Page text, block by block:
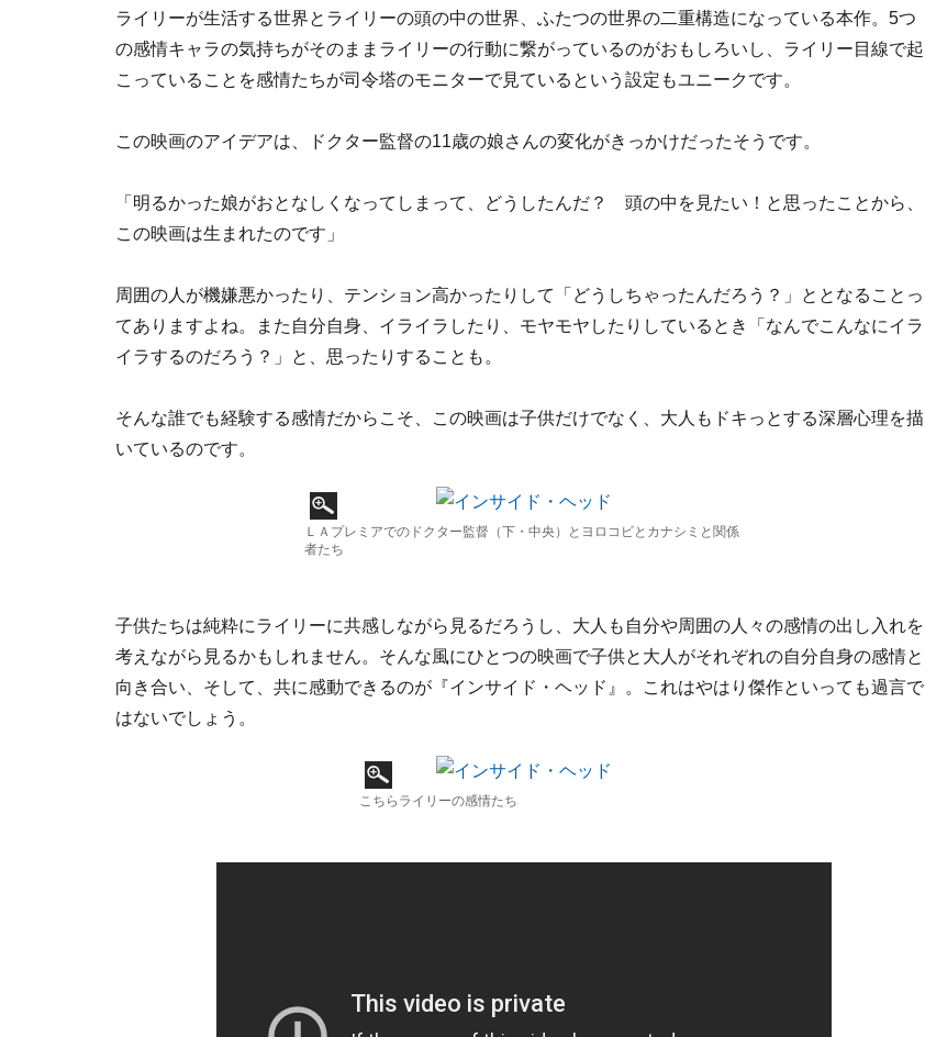
ライリーが生活する世界とライリーの頭の中の世界、ふたつの世界の二重構造になっている本作。5つ
の感情キャラの気持ちがそのままライリーの行動に繋がっているのがおもしろいし、ライリー目線で起
こっていることを感情たちが司令塔のモニターで見ているという設定もユニークです。
この映画のアイデアは、ドクター監督の11歳の娘さんの変化がきっかけだったそうです。
「明るかった娘がおとなしくなってしまって、どうしたんだ？ 頭の中を見たい！と思ったことから、
この映画は生まれたのです」
周囲の人が機嫌悪かったり、テンション高かったりして「どうしちゃったんだろう？」ととなることっ
てありますよね。また自分自身、イライラしたり、モヤモヤしたりしているとき「なんでこんなにイラ
イラするのだろう？」と、思ったりすることも。
そんな誰でも経験する感情だからこそ、この映画は子供だけでなく、大人もドキっとする深層心理を描
いているのです。
ＬＡプレミアでのドクター監督（下・中央）とヨロコビとカナシミと関係
者たち
子供たちは純粋にライリーに共感しながら見るだろうし、大人も自分や周囲の人々の感情の出し入れを
考えながら見るかもしれません。そんな風にひとつの映画で子供と大人がそれぞれの自分自身の感情と
向き合い、そして、共に感動できるのが『インサイド・ヘッド』。これはやはり傑作といっても過言で
はないでしょう。
こちらライリーの感情たち